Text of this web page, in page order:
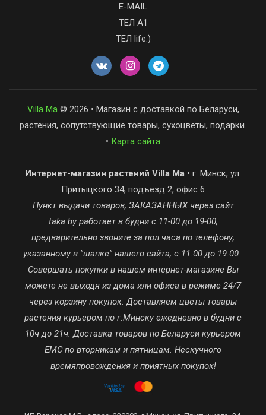
E-MAIL
ТЕЛ А1
ТЕЛ life:)
Villa Ma © 2026 • Магазин с доставкой по Беларуси,
растения, сопутствующие товары, сухоцветы, подарки.
• Карта сайта
Интернет-магазин растений Villa Ma • г. Минск, ул.
Притыцкого 34, подъезд 2, офис 6
Пункт выдачи товаров, ЗАКАЗАННЫХ через сайт
taka.by работает в будни с 11-00 до 19-00,
предварительно звоните за пол часа по телефону,
указанному в "шапке" нашего сайта, с 11.00 до 19.00 .
Совершать покупки в нашем интернет-магазине Вы
можете не выходя из дома или офиса в режиме 24/7
через корзину покупок. Доставляем цветы товары
растения курьером по г.Минску ежедневно в будни с
10ч до 21ч. Доставка товаров по Беларуси курьером
ЕМС по вторникам и пятницам. Нескучного
времяпровождения и приятных покупок!